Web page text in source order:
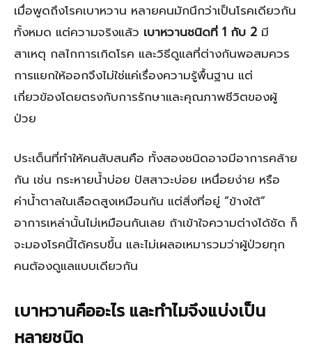
เมื่อพูดถึงโรคเบาหวาน หลายคนมักนึกว่าเป็นโรคเดียวกัน
ทั้งหมด แต่ความจริงแล้ว เบาหวานชนิดที่ 1 กับ 2 มี
สาเหตุ กลไกการเกิดโรค และวิธีดูแลที่ต่างกันพอสมควร
การแยกให้ออกจึงไม่ใช่แค่เรื่องความรู้พื้นฐาน แต่
เกี่ยวข้องโดยตรงกับการรักษาและคุณภาพชีวิตของผู้
ป่วย
ประเด็นที่ทำให้คนสับสนคือ ทั้งสองชนิดอาจมีอาการคล้าย
กัน เช่น กระหายน้ำบ่อย ปัสสาวะบ่อย เหนื่อยง่าย หรือ
ค่าน้ำตาลในเลือดสูงเหมือนกัน แต่สิ่งที่อยู่ “ข้างใต้”
อาการเหล่านั้นไม่เหมือนกันเลย ถ้าเข้าใจความต่างได้ชัด ก็
จะมองโรคนี้ได้ครบขึ้น และไม่เผลอเหมารวมว่าผู้ป่วยทุก
คนต้องดูแลแบบเดียวกัน
เบาหวานคืออะไร และทำไมจึงแบ่งเป็น
หลายชนิด